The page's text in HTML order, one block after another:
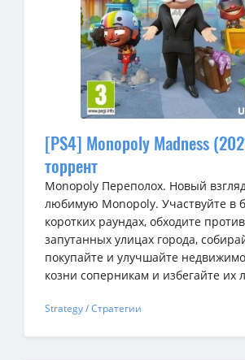
[PS4] Monopoly Madness
торрент
Monopoly Переполох. Новый
любимую Monopoly. Участвуйте в
коротких раундах, обходите
запутанных улицах города,
покупайте и улучшайте
козни соперникам и избегайте их
Strategy / Стратегии